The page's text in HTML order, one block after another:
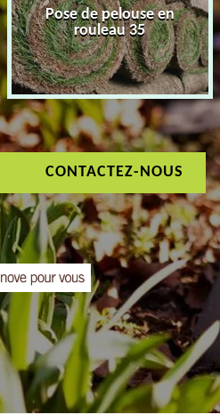
Pose de pelouse en
rouleau 35
CONTACTEZ-NOUS